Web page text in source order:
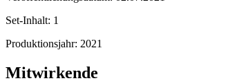
Set-Inhalt: 1
Produktionsjahr: 2021
Mitwirkende